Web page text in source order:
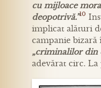
cu mijloace
deopotrivă.”10
implicat alături
campanie
„criminalilor din
adevărat circ.